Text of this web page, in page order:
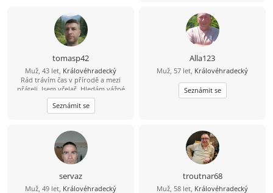
tomasp42
Muž, 43 let, Královéhradecký
Rád trávím čas v přírodě a mezi
přáteli. Jsem včelař. Hledám vážné
seznámení a ne partnerku na jednu
noc.
Seznámit se
Alla123
Muž, 57 let, Královéhradecký
Seznámit se
servaz
Muž, 49 let, Královéhradecký
troutnar68
Muž, 58 let, Královéhradecký